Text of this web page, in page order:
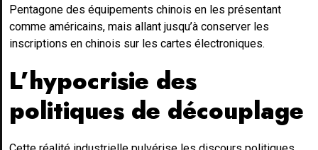
Pentagone des équipements chinois en les présentant
comme américains, mais allant jusqu’à conserver les
inscriptions en chinois sur les cartes électroniques.
L’hypocrisie des
politiques de découplage